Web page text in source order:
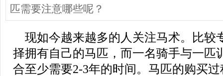
匹需要注意哪些呢？
现如今越来越多的人关注马术。比较
择拥有自己的马匹，而一名骑手与一匹
合至少需要2-3年的时间。马匹的购买